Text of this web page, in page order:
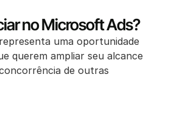
no Microsoft Ads?
uma oportunidade
querem ampliar seu alcance
de outras